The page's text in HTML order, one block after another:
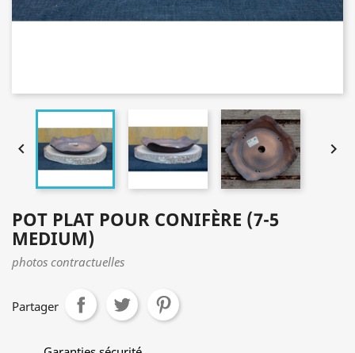
 
POT PLAT POUR CONIFÈRE (7-5
MEDIUM)
photos contractuelles
Partager